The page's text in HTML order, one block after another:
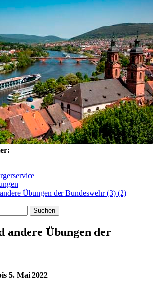
Übungen der Bundeswehr (3) (2)
Suchen
andere Übungen der
5. Mai 2022